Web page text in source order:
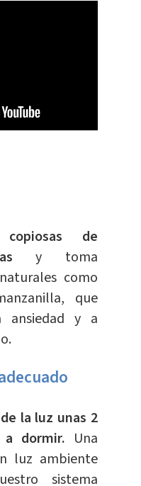
de
y toma
como
que
ansiedad y a
la luz unas 2
dormir. Una
luz ambiente
sistema